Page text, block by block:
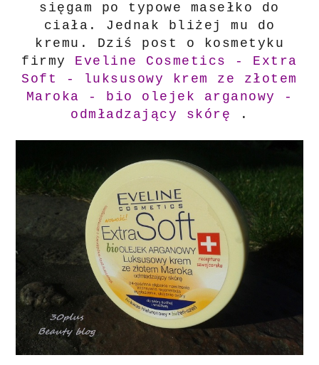
sięgam po typowe masełko do
ciała. Jednak bliżej mu do
kremu. Dziś post o kosmetyku
firmy Eveline Cosmetics - Extra
Soft - luksusowy krem ze złotem
Maroka - bio olejek arganowy -
odmładzający skórę .